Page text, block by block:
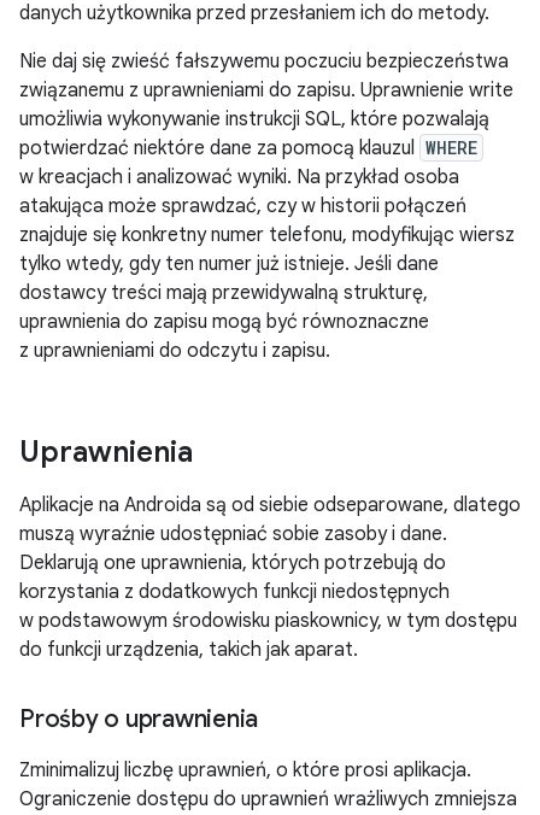
danych użytkownika przed przesłaniem ich do metody.
Nie daj się zwieść fałszywemu poczuciu bezpieczeństwa
związanemu z uprawnieniami do zapisu. Uprawnienie write
umożliwia wykonywanie instrukcji SQL, które pozwalają
potwierdzać niektóre dane za pomocą klauzul WHERE
w kreacjach i analizować wyniki. Na przykład osoba
atakująca może sprawdzać, czy w historii połączeń
znajduje się konkretny numer telefonu, modyfikując wiersz
tylko wtedy, gdy ten numer już istnieje. Jeśli dane
dostawcy treści mają przewidywalną strukturę,
uprawnienia do zapisu mogą być równoznaczne
z uprawnieniami do odczytu i zapisu.
Uprawnienia
Aplikacje na Androida są od siebie odseparowane, dlatego
muszą wyraźnie udostępniać sobie zasoby i dane.
Deklarują one uprawnienia, których potrzebują do
korzystania z dodatkowych funkcji niedostępnych
w podstawowym środowisku piaskownicy, w tym dostępu
do funkcji urządzenia, takich jak aparat.
Prośby o uprawnienia
Zminimalizuj liczbę uprawnień, o które prosi aplikacja.
Ograniczenie dostępu do uprawnień wrażliwych zmniejsza